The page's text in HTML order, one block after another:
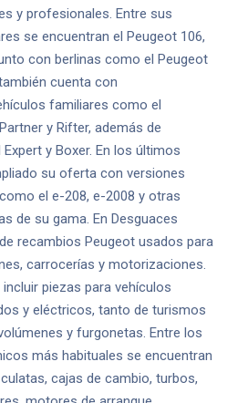
y profesionales. Entre sus
se encuentran el Peugeot 106,
con berlinas como el Peugeot
cuenta con
familiares como el
y Rifter, además de
y Boxer. En los últimos
su oferta con versiones
el e-208, e-2008 y otras
de su gama. En Desguaces
recambios Peugeot usados para
carrocerías y motorizaciones.
piezas para vehículos
y eléctricos, tanto de turismos
y furgonetas. Entre los
más habituales se encuentran
cajas de cambio, turbos,